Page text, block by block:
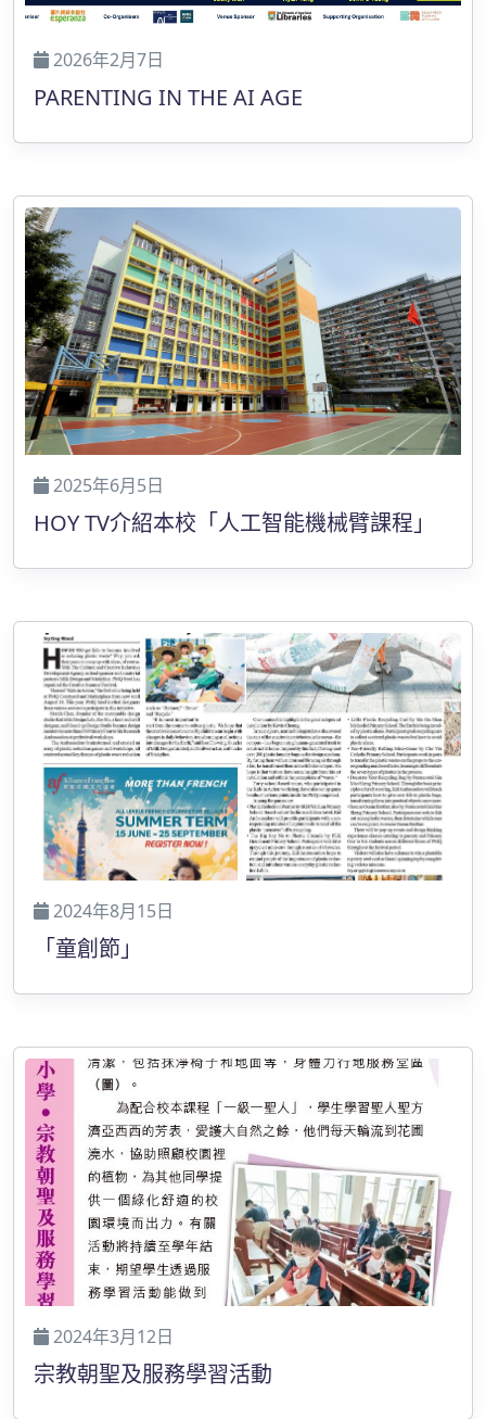
2026年2月7日
PARENTING IN THE AI AGE
2025年6月5日
HOY TV介紹本校「人工智能機械臂課程」
2024年8月15日
「童創節」
2024年3月12日
宗教朝聖及服務學習活動